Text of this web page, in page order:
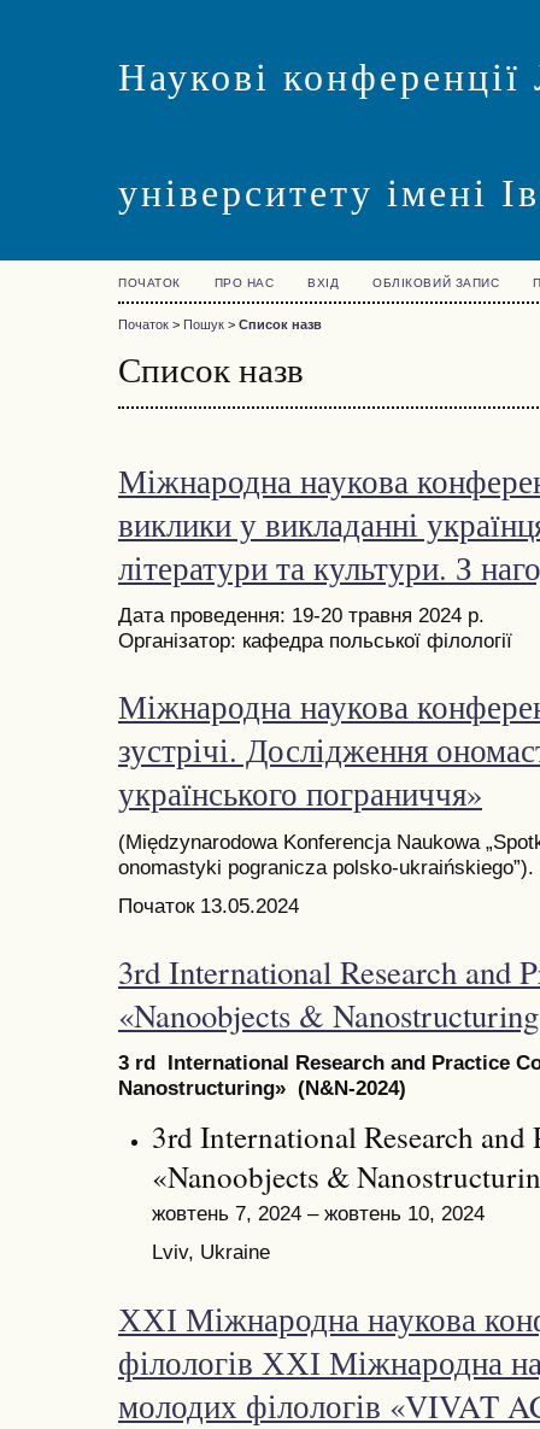
Наукові конференції
університету імені
ПОЧАТОК ПРО НАС ВХІД ОБЛІКОВИЙ ЗАПИС
Початок > Пошук > Список назв
Список назв
Міжнародна наукова
виклики у викладанні
літератури та культури. З
Дата проведення: 19-20 травня 2024 р.
Організатор: кафедра польської філології
Міжнародна наукова
зустрічі. Дослідження
українського пограниччя»
(Międzynarodowa Konferencja Naukowa
onomastyki pogranicza polsko-ukraińskiego”).
Початок 13.05.2024
3rd International Research and
«Nanoobjects &
3 rd International Research and Practice
Nanostructuring» (N&N-2024)
3rd International Research and
«Nanoobjects &
жовтень 7, 2024 – жовтень 10, 2024
Lviv, Ukraine
ХХІ Міжнародна наукова
філологів ХХІ Міжнародна
молодих філологів «VIVAT